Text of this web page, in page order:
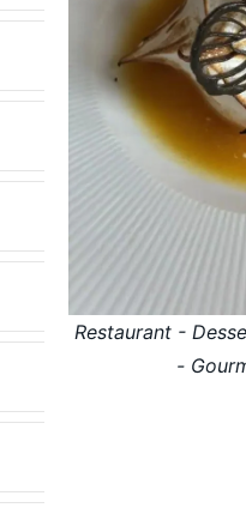
Restaurant -
-